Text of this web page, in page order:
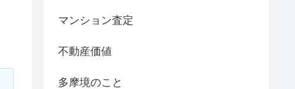
マンション査定
不動産価値
多摩境のこと